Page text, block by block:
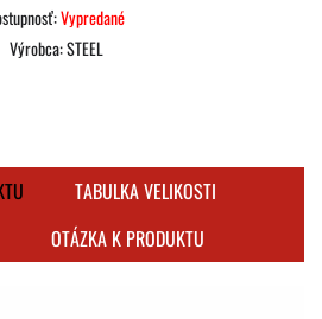
Vypredané
Výrobca:STEEL
TABULKA VELIKOSTI
OTÁZKA K PRODUKTU